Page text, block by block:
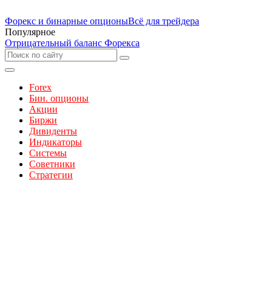
Форекс и бинарные опционыВсё для трейдера
Популярное
Отрицательный баланс Форекса
Forex
Бин. опционы
Акции
Биржи
Дивиденты
Индикаторы
Системы
Советники
Стратегии